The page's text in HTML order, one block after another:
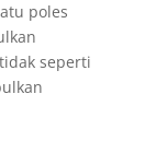
poles
seperti